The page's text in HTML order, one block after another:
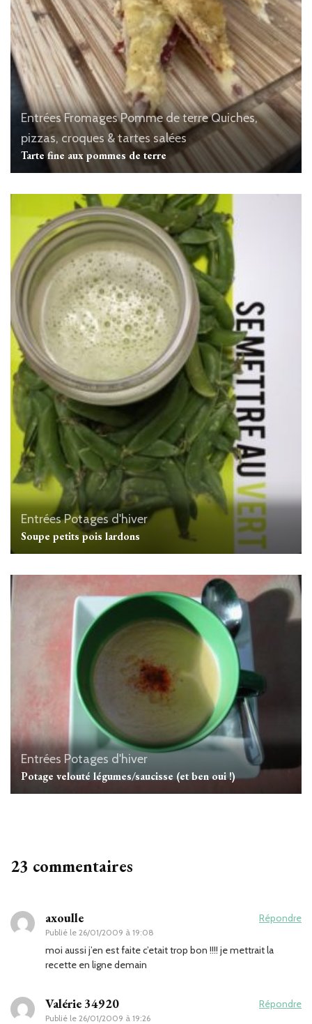
EntréesFromages Pomme de terreQuiches,
pizzas, croques & tartes salées
Tarte fine aux pommes de terre
EntréesPotages d'hiver
Soupe petits pois lardons
Entrées Potages d'hiver
Potage velouté légumes/saucisse (et ben oui !)
23 commentaires
axoulle
Publié le 26/01/2009 à 19:08
Répondre
moi aussi j’en est faite c’etait trop bon !!!! je mettrait la
recette en ligne demain
Valérie 34920
Publié le 26/01/2009 à 19:26
Répondre